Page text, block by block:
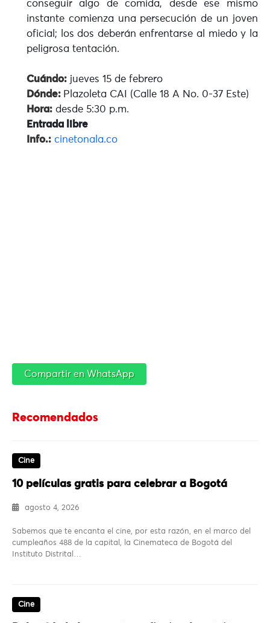
conseguir algo de comida, desde ese mismo
instante comienza una persecución de un joven
oficial; los dos deberán enfrentarse al miedo y la
peligrosa tentación.
Cuándo: jueves 15 de febrero
Dónde: Plazoleta CAI (Calle 18 A No. 0-37 Este)
Hora: desde 5:30 p.m.
Entrada libre
Info.: cinetonala.co
Compartir en WhatsApp
Recomendados
Cine
10 películas gratis para celebrar a Bogotá
agosto 4, 2026
Sabemos que te encanta el cine, por esta razón, en el marco del
cumpleaños 488 de la capital, la Cinemateca de Bogotá del
Instituto Distrital…
Cine